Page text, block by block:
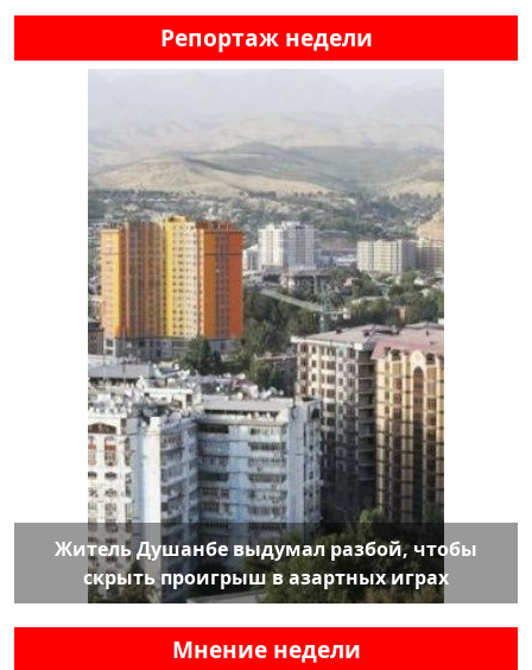
Репортаж недели
Житель Душанбе выдумал разбой, чтобы
скрыть проигрыш в азартных играх
Мнение недели